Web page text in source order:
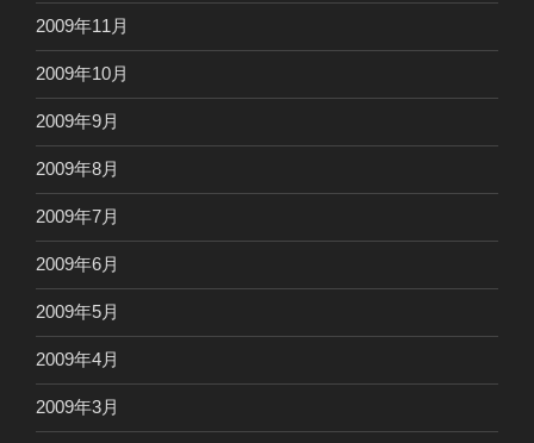
2009年11月
2009年10月
2009年9月
2009年8月
2009年7月
2009年6月
2009年5月
2009年4月
2009年3月